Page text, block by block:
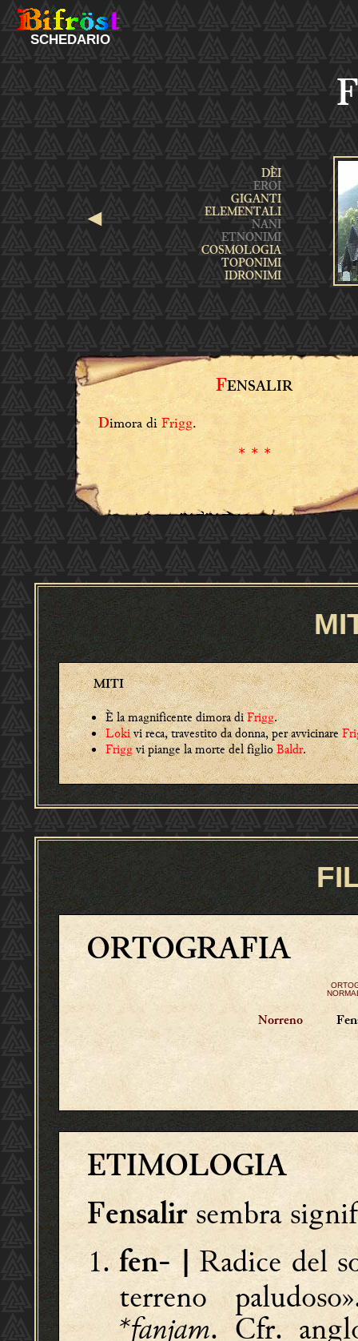
SCHEDARIO
◄
FENSALIR
Dimora diFrigg.
* * *
MITI
È la magnificente dimora diFrigg.
Lokivi reca, travestito da donna, per avvicinare
Friggvi piange la morte del figlioBaldr.
ORTOGRAFIA
Norreno
ETIMOLOGIA
Fensalirsembra
fen- |Radice del
terreno
*fanjam. Cfr.